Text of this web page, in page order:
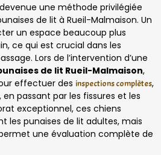
une méthode privilégiée
de lit à Rueil-Malmaison. Un
un espace beaucoup plus
ce qui est crucial dans les
Lors de l’intervention d’une
de lit Rueil-Malmaison,
effectuer des inspections complètes,
passant par les fissures et les
exceptionnel, ces chiens
les punaises de lit adultes, mais
une évaluation complète de